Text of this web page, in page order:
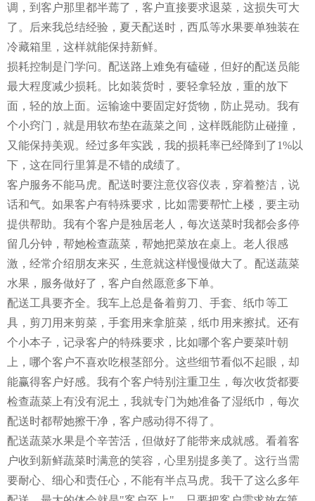
调，到客户那里都半蔫了，客户直接要求退菜，这损失可大
了。后来我总结经验，夏天配送时，西瓜等水果要单独装在
冷藏箱里，这样就能保持新鲜。
损耗控制是门学问。配送路上难免有磕碰，但好的配送员能
最大程度减少损耗。比如装货时，要轻拿轻放，重的放下
面，轻的放上面。运输途中要固定好货物，防止晃动。我有
个小窍门，就是用软布垫在蔬菜之间，这样既能防止碰撞，
又能保持美观。经过多年实践，我的损耗率已经降到了1%以
下，这在同行里算是不错的成绩了。
客户服务不能马虎。配送时要注意仪容仪表，穿着整洁，说
话和气。如果客户有特殊要求，比如需要帮忙上楼，要主动
提供帮助。我有个客户是独居老人，每次送菜时我都会多停
留几分钟，帮她检查蔬菜，帮她把菜放在桌上。老人很感
激，经常介绍朋友来买，生意就这样慢慢做大了。配送蔬菜
水果，服务做好了，客户自然愿意多下单。
配送工具要齐全。我车上总是备着剪刀、手套、纸巾等工
具，剪刀用来剪菜，手套用来拿脏菜，纸巾用来擦拭。还有
个小本子，记录客户的特殊要求，比如哪个客户要菜叶朝
上，哪个客户不喜欢吃根茎部分。这些细节看似不起眼，却
能赢得客户好感。我有个客户特别注重卫生，每次收货都要
检查蔬菜上有没有泥土，我就专门为她准备了湿纸巾，每次
配送时都帮她擦干净，客户感动得不得了。
配送蔬菜水果是个辛苦活，但做好了能带来成就感。看着客
户收到新鲜蔬菜时满意的笑容，心里别提多美了。这行当需
要耐心、细心和责任心，不能有半点马虎。我干了这么多年